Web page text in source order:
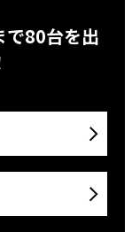
で80台を出